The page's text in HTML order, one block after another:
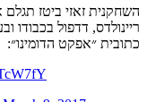
השחקנית זאזי ביטז
ריינולדס, דדפול בכבודו
כתובית ״אפקט הדומינו״: